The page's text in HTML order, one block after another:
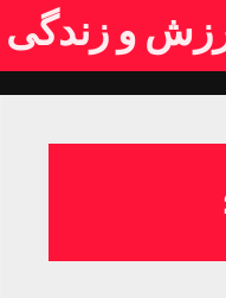
و زندگی